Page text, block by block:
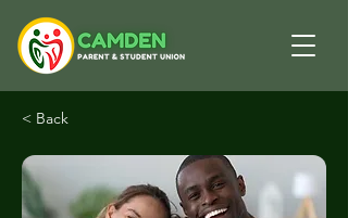
< Back